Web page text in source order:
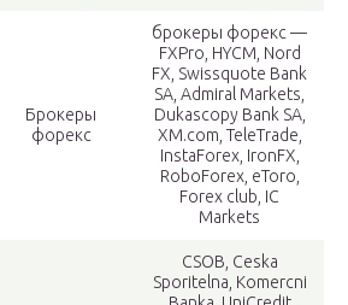
Брокеры
форекс
брокеры форекс —
FXPro, HYCM, Nord
FX, Swissquote Bank
SA, Admiral Markets,
Dukascopy Bank SA,
XM.com, TeleTrade,
InstaForex, IronFX,
RoboForex, eToro,
Forex club, IC
Markets
CSOB, Ceska
Sporitelna, Komercni